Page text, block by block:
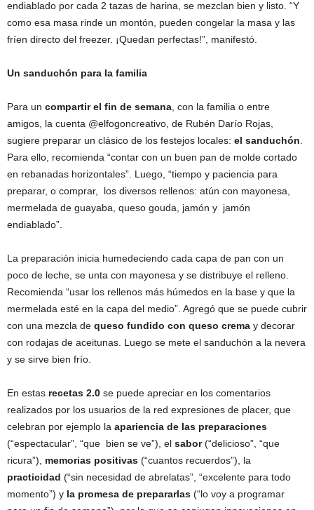
endiablado por cada 2 tazas de harina, se mezclan bien y listo. “Y
como esa masa rinde un montón, pueden congelar la masa y las
fríen directo del freezer. ¡Quedan perfectas!”, manifestó.
Un sanduchón para la familia
Para un compartir el fin de semana, con la familia o entre
amigos, la cuenta @elfogoncreativo, de Rubén Darío Rojas,
sugiere preparar un clásico de los festejos locales: el sanduchón.
Para ello, recomienda “contar con un buen pan de molde cortado
en rebanadas horizontales”. Luego, “tiempo y paciencia para
preparar, o comprar, los diversos rellenos: atún con mayonesa,
mermelada de guayaba, queso gouda, jamón y jamón
endiablado”.
La preparación inicia humedeciendo cada capa de pan con un
poco de leche, se unta con mayonesa y se distribuye el relleno.
Recomienda “usar los rellenos más húmedos en la base y que la
mermelada esté en la capa del medio”. Agregó que se puede cubrir
con una mezcla de queso fundido con queso crema y decorar
con rodajas de aceitunas. Luego se mete el sanduchón a la nevera
y se sirve bien frío.
En estas recetas 2.0 se puede apreciar en los comentarios
realizados por los usuarios de la red expresiones de placer, que
celebran por ejemplo la apariencia de las preparaciones
(“espectacular”, “que bien se ve”), el sabor(“delicioso”, “que
ricura”), memorias positivas (“cuantos recuerdos”), la
practicidad (“sin necesidad de abrelatas”, “excelente para todo
momento”) y la promesa de prepararlas (“lo voy a programar